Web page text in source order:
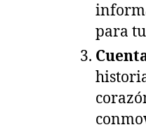
para